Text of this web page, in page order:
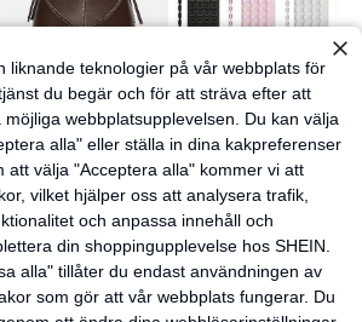
kr 32
liknande teknologier på vår webbplats för
du begär och för att sträva efter att
webbplatsupplevelsen. Du kan välja
alla" eller ställa in dina kakpreferenser
att välja "Acceptera alla" kommer vi att
vilket hjälper oss att analysera trafik,
och anpassa innehåll och
din shoppingupplevelse hos SHEIN.
alla" tillåter du endast användningen av
som gör att vår webbplats fungerar. Du